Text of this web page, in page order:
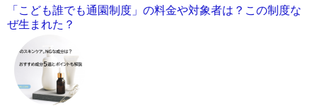
「こども誰でも通園制度」の料金や対象者は？この制度な
ぜ生まれた？